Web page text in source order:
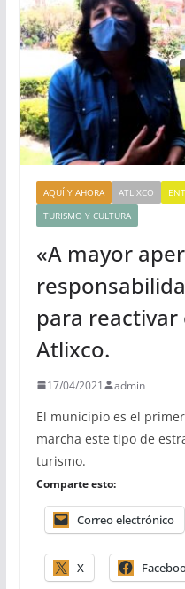
AQUÍ Y AHORA ATLIXCO
TURISMO Y CULTURA
«A mayor
para
Atlixco.
17/04/2021 admin
El municipio es el
marcha este tipo de
turismo.
Comparte esto:
Correo electrónico
X